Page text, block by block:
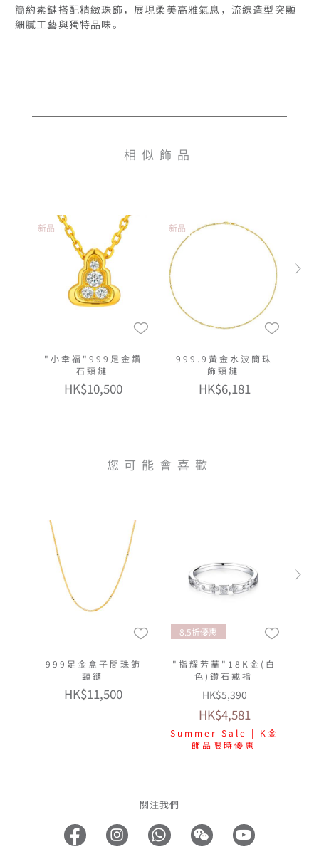
簡約素鏈搭配精緻珠飾，展現柔美高雅氣息，流線造型突顯
細膩工藝與獨特品味。
相似飾品
新品
"小幸福"999足金鑽
石頸鏈
HK$10,500
新品
999.9黃金水波簡珠
飾頸鏈
HK$6,181
您可能會喜歡
999足金盒子間珠飾
頸鏈
HK$11,500
8.5折優惠
"指耀芳華"18K金(白
色)鑽石戒指
HK$5,390
HK$4,581
Summer Sale | K金
飾品限時優惠
關注我們